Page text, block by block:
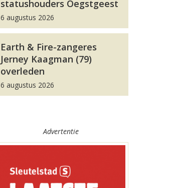
statushouders Oegstgeest
6 augustus 2026
Earth & Fire-zangeres
Jerney Kaagman (79)
overleden
6 augustus 2026
Advertentie